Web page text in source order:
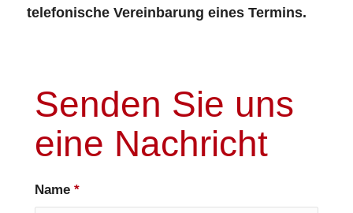
telefonische Vereinbarung eines Termins.
Senden Sie uns
eine Nachricht
Name *